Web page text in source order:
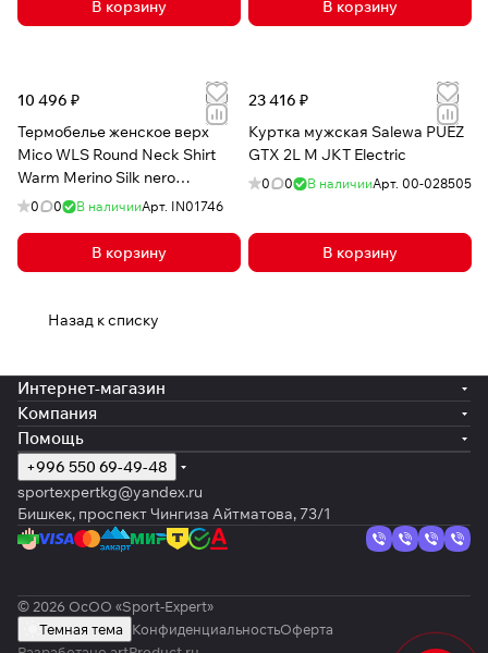
В корзину В корзину
10 496 ₽
Термобелье женское верх
Mico WLS Round Neck Shirt
Warm Merino Silk nero
dryarn/merino/silk
0 0 В наличииАрт. IN01746
В корзину
23 416 ₽
Куртка мужская Salewa PUEZ
GTX 2L M JKT Electric
0 0 В наличииАрт. 00-028505
В корзину
Назад к списку
Интернет-магазин
Компания
Помощь
+996 550 69-49-48
sportexpertkg@yandex.ru
Бишкек, проспект Чингиза Айтматова, 73/1
© 2026 ОсОО «Sport-Expert»
Темная тема
КонфиденциальностьОферта